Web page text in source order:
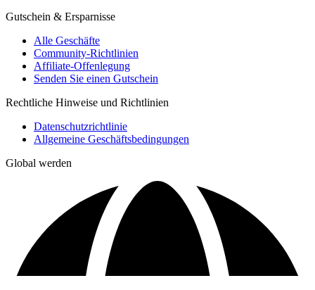
Gutschein & Ersparnisse
Alle Geschäfte
Community-Richtlinien
Affiliate-Offenlegung
Senden Sie einen Gutschein
Rechtliche Hinweise und Richtlinien
Datenschutzrichtlinie
Allgemeine Geschäftsbedingungen
Global werden